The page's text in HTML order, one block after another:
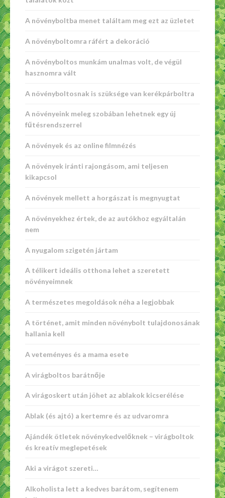
A növényboltba menet találtam meg ezt az üzletet
A növényboltomra ráfért a dekoráció
A növényboltos munkám unalmas volt, de végül
hasznomra vált
A növényboltosnak is szüksége van kerékpárboltra
A növényeink meleg szobában lehetnek egy új
fűtésrendszerrel
A növények és az online filmnézés
A növények iránti rajongásom, ami teljesen
kikapcsol
A növények mellett a horgászat is megnyugtat
A növényekhez értek, de az autókhoz egyáltalán
nem
A nyugalom szigetén jártam
A télikert ideális otthona lehet a szeretett
növényeimnek
A természetes megoldások néha a legjobbak
A történet, amit minden növénybolt tulajdonosának
hallania kell
A veteményes és a mama esete
A virágboltos barátnője
A virágoskert után jöhet az ablakok kicserélése
Ablak (és ajtó) a kertemre és az udvaromra
Ajándék ötletek növénykedvelőknek – virágboltok
és kreatív meglepetések
Aki a virágot szereti…
Alkoholista lett a kedves barátom, segítenem